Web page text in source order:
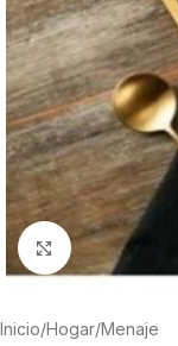
Haga Click
Inicio/Hogar/Menaje